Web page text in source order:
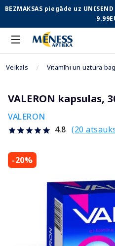
BEZMAKSAS piegāde uz
Veikals Vitamīni un uztura
VALERON kapsulas,
VALERON
4.8 (20
-20%